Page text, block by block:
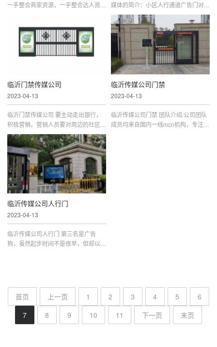
一手整合商家资源，一手整合达人资
本地代运营项目，发展前景是非常...
媒体的简介：小区人行通道广告门对于
广告的传播而言，以社区或者商业区作
为户外媒体的投放区，把目标群体从分
散的流动群体转向稳定的有针对...
临沂门禁传媒公司
2023-04-13
临沂门禁传媒公司 要主动走出银行，
积极营销。营销人员要对周边的社区资
源、环境变化、市场动态等进行认真的
调查分析，及时掌握信息，并根据相关
信息，积极、主动开展工作，走...
临沂传媒公司门禁
2023-04-13
临沂传媒公司门禁 团队介绍:公司团队
成员均来自国内一线mcn机构，专注快
临沂传媒公司人行门
2023-04-13
临沂传媒公司人行门 第三名是广告
狗，虽然起步时间不是很早，但却以众
首页 上一页 1 2 3 4 5
6
7
8 9 10 11 下一页 末页